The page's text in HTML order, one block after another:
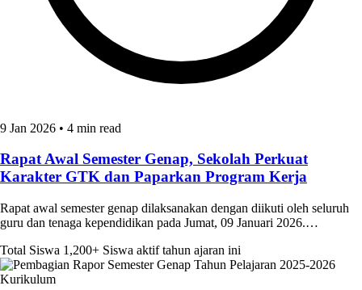
9 Jan 2026 • 4 min read
Rapat Awal Semester Genap, Sekolah Perkuat
Karakter GTK dan Paparkan Program Kerja
Rapat awal semester genap dilaksanakan dengan diikuti oleh seluruh
guru dan tenaga kependidikan pada Jumat, 09 Januari 2026.…
Total Siswa 1,200+ Siswa aktif tahun ajaran ini
Kurikulum